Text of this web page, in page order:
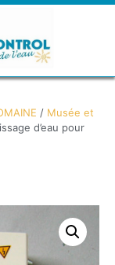
/ Musée et
d’eau pour